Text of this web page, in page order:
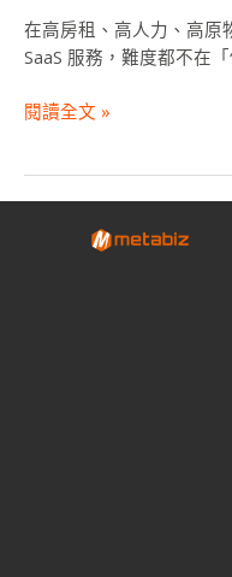
在高房租、高人力、高原
SaaS 服務，難度都不在
指
南
閱讀全文 »